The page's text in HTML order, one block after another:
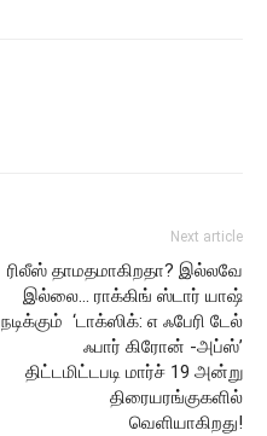
Next article
ரிலீஸ் தாமதமாகிறதா? இல்லவே
இல்லை… ராக்கிங் ஸ்டார் யாஷ்
நடிக்கும் ‘டாக்ஸிக்: எ ஃபேரி டேல்
ஃபார் கிரோன் -அப்ஸ்’
திட்டமிட்டபடி மார்ச் 19 அன்று
திரையரங்குகளில்
வெளியாகிறது!